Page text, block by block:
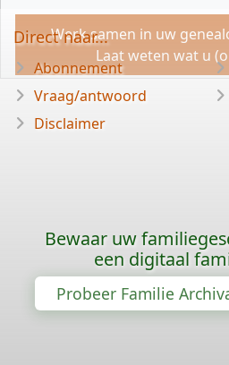
Werk samen in uw
Laat weten wat u
Direct naar...
Abonnement
Vraag/antwoord
Disclaimer
Bewaar uw
een digitaal
Probeer Familie